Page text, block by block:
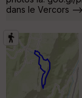
dans le Vercors --